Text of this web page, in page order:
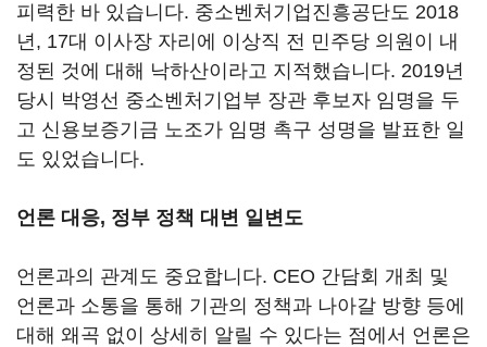
피력한 바 있습니다. 중소벤처기업진흥공단도 2018
년, 17대 이사장 자리에 이상직 전 민주당 의원이 내
정된 것에 대해 낙하산이라고 지적했습니다. 2019년
당시 박영선 중소벤처기업부 장관 후보자 임명을 두
고 신용보증기금 노조가 임명 촉구 성명을 발표한 일
도 있었습니다.
언론 대응, 정부 정책 대변 일변도
언론과의 관계도 중요합니다. CEO 간담회 개최 및
언론과 소통을 통해 기관의 정책과 나아갈 방향 등에
대해 왜곡 없이 상세히 알릴 수 있다는 점에서 언론은